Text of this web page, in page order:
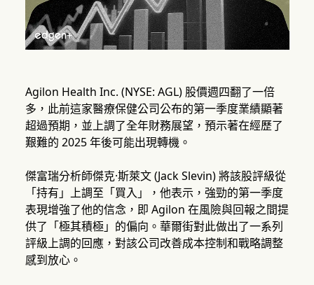
Agilon Health Inc. (NYSE: AGL) 股價週四翻了一倍
多，此前這家醫療保健公司公布的第一季度業績顯著
超過預期，並上調了全年財務展望，預示著在經歷了
艱難的 2025 年後可能出現轉機。
傑富瑞分析師傑克·斯萊文 (Jack Slevin) 將該股評級從
「持有」上調至「買入」，他表示，強勁的第一季度
表現增強了他的信念，即 Agilon 在風險與回報之間提
供了「極其積極」的偏向。華爾街對此做出了一系列
評級上調的回應，對該公司改善成本控制和戰略調整
感到放心。